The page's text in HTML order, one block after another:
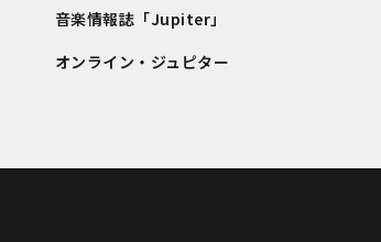
音楽情報誌「Jupiter」
オンライン・ジュピター